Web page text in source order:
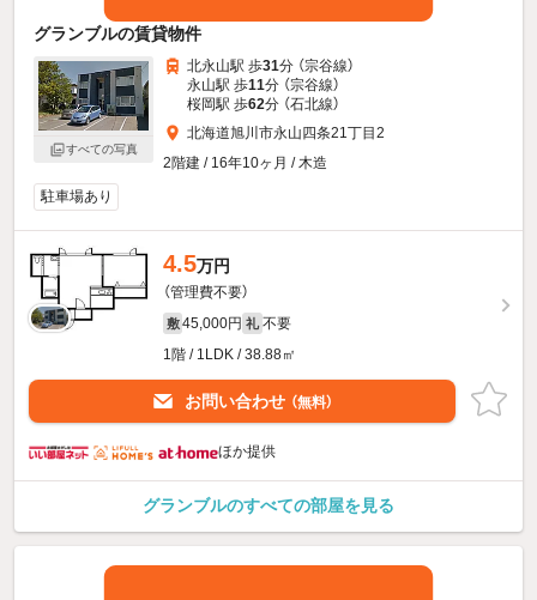
グランブルの賃貸物件
すべての写真
北永山駅 歩31分 （宗谷線）
永山駅 歩11分 （宗谷線）
桜岡駅 歩62分 （石北線）
北海道旭川市永山四条21丁目2
2階建 / 16年10ヶ月 / 木造
駐車場あり
4.5万円
（管理費不要）
敷 45,000円 礼 不要
1階 / 1LDK / 38.88㎡
お問い合わせ （無料）
ほか提供
グランブルのすべての部屋を見る